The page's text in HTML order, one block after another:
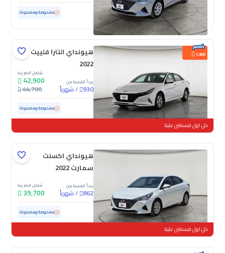
مستعملة 117,420 كم مفحوصة ومضمونة
1,800
هيونداي النترا فلييت
2022
يبدأ القسط من
930
/شهرياً
شامل الضريبة
42,900
44,700
مستعملة 176,901 كم مفحوصة ومضمونة
خل اول قسطين علينا
هيونداي اكسنت
سمارت 2022
يبدأ القسط من
862
/شهرياً
شامل الضريبة
39,700
مستعملة 139,526 كم مفحوصة ومضمونة
خل اول قسطين علينا